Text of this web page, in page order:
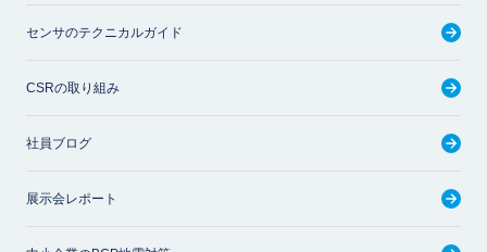
センサのテクニカルガイド
CSRの取り組み
社員ブログ
展示会レポート